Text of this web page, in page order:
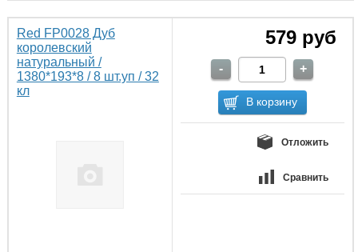
Red FP0028 Дуб
королевский
натуральный /
1380*193*8 / 8 шт.уп / 32
кл
579 руб
Отложить
Сравнить